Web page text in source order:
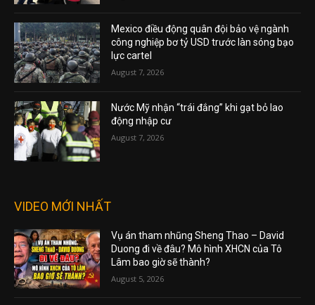
Mexico điều động quân đội bảo vệ ngành
công nghiệp bơ tỷ USD trước làn sóng bạo
lực cartel
August 7, 2026
Nước Mỹ nhận “trái đắng” khi gạt bỏ lao
động nhập cư
August 7, 2026
VIDEO MỚI NHẤT
Vụ án tham nhũng Sheng Thao – David
Duong đi về đâu? Mô hình XHCN của Tô
Lâm bao giờ sẽ thành?
August 5, 2026